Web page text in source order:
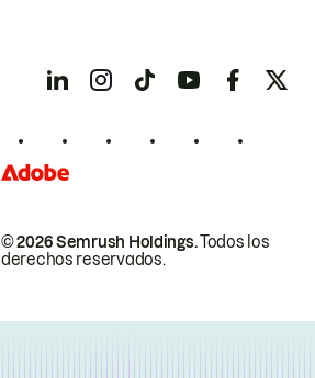
© 2026 Semrush Holdings.Todos los
derechos reservados.